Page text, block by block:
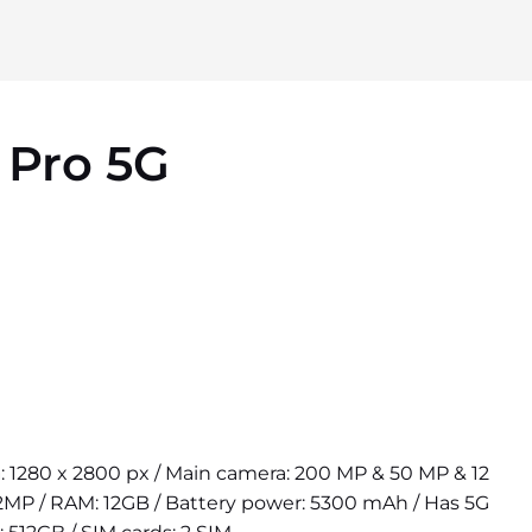
5G
x 2800 px / Main camera: 200 MP & 50 MP & 12
/ RAM: 12GB / Battery power: 5300 mAh / Has 5G